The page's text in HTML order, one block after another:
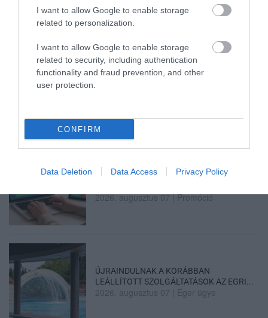
I want to allow Google to enable storage
related to personalization.
I want to allow Google to enable storage
related to security, including authentication
functionality and fraud prevention, and other
user protection.
CONFIRM
Data Deletion Data Access Privacy Policy
2026. augusztus 08|Promóció
TANULJ NÉMETÜL OTTHONRÓL: A
2026. augusztus 07|Promóció
ÚJRAINDULNAK A KORÁBBAN
LEÁLLÍTOTT SZOLGÁLTATÁSOK AZ EGRI...
2026. augusztus 07 Eger ügye